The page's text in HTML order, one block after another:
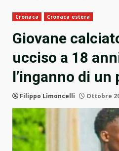
Cronaca Cronaca estera
Giovane
ucciso a 18
l’inganno di un
Filippo Limoncelli Ottobre